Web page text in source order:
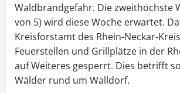
Waldbrandgefahr. Die zweithöchste
von 5) wird diese Woche erwartet.
Kreisforstamt des Rhein-Neckar-
Feuerstellen und Grillplätze in der
auf Weiteres gesperrt. Dies betrifft
Wälder rund um Walldorf.